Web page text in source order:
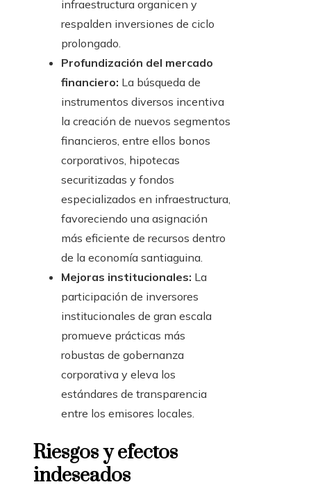
infraestructura organicen y
respalden inversiones de ciclo
prolongado.
Profundización del mercado
financiero: La búsqueda de
instrumentos diversos incentiva
la creación de nuevos segmentos
financieros, entre ellos bonos
corporativos, hipotecas
securitizadas y fondos
especializados en infraestructura,
favoreciendo una asignación
más eficiente de recursos dentro
de la economía santiaguina.
Mejoras institucionales: La
participación de inversores
institucionales de gran escala
promueve prácticas más
robustas de gobernanza
corporativa y eleva los
estándares de transparencia
entre los emisores locales.
Riesgos y efectos
indeseados